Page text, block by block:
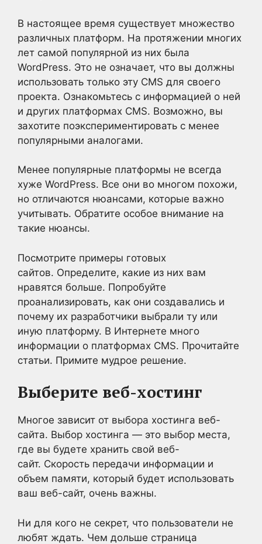
В настоящее время существует множество
различных платформ. На протяжении многих
лет самой популярной из них была
WordPress. Это не означает, что вы должны
использовать только эту CMS для своего
проекта. Ознакомьтесь с информацией о ней
и других платформах CMS. Возможно, вы
захотите поэкспериментировать с менее
популярными аналогами.
Менее популярные платформы не всегда
хуже WordPress. Все они во многом похожи,
но отличаются нюансами, которые важно
учитывать. Обратите особое внимание на
такие нюансы.
Посмотрите примеры готовых
сайтов. Определите, какие из них вам
нравятся больше. Попробуйте
проанализировать, как они создавались и
почему их разработчики выбрали ту или
иную платформу. В Интернете много
информации о платформах CMS. Прочитайте
статьи. Примите мудрое решение.
Выберите веб-хостинг
Многое зависит от выбора хостинга веб-
сайта. Выбор хостинга — это выбор места,
где вы будете хранить свой веб-
сайт. Скорость передачи информации и
объем памяти, который будет использовать
ваш веб-сайт, очень важны.
Ни для кого не секрет, что пользователи не
любят ждать. Чем дольше страница